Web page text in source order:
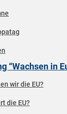
“Wachsen in
wir die EU?
die EU?